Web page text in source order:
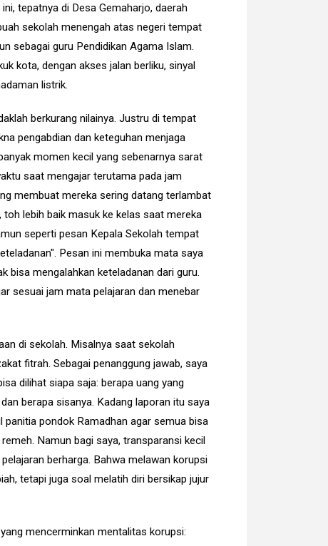
tepatnya di Desa Gemaharjo, daerah
sekolah menengah atas negeri tempat
sebagai guru Pendidikan Agama Islam.
kota, dengan akses jalan berliku, sinyal
listrik.
berkurang nilainya. Justru di tempat
pengabdian dan keteguhan menjaga
momen kecil yang sebenarnya sarat
saat mengajar terutama pada jam
membuat mereka sering datang terlambat
lebih baik masuk ke kelas saat mereka
seperti pesan Kepala Sekolah tempat
Pesan ini membuka mata saya
bisa mengalahkan keteladanan dari guru.
sesuai jam mata pelajaran dan menebar
di sekolah. Misalnya saat sekolah
fitrah. Sebagai penanggung jawab, saya
dilihat siapa saja: berapa uang yang
berapa sisanya. Kadang laporan itu saya
pondok Ramadhan agar semua bisa
Namun bagi saya, transparansi kecil
berharga. Bahwa melawan korupsi
tetapi juga soal melatih diri bersikap jujur
mencerminkan mentalitas korupsi: